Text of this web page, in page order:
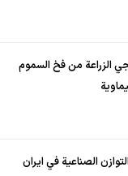
الزراعة من فخ السموم
الصناعية في ايران